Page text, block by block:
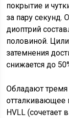
покрытие и
за пару секунд.
диоптрий
половиной.
затемнения
снижается до
Обладают
отталкивающее
HVLL (сочетает